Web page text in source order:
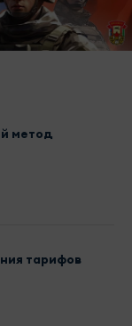
метод
тарифов